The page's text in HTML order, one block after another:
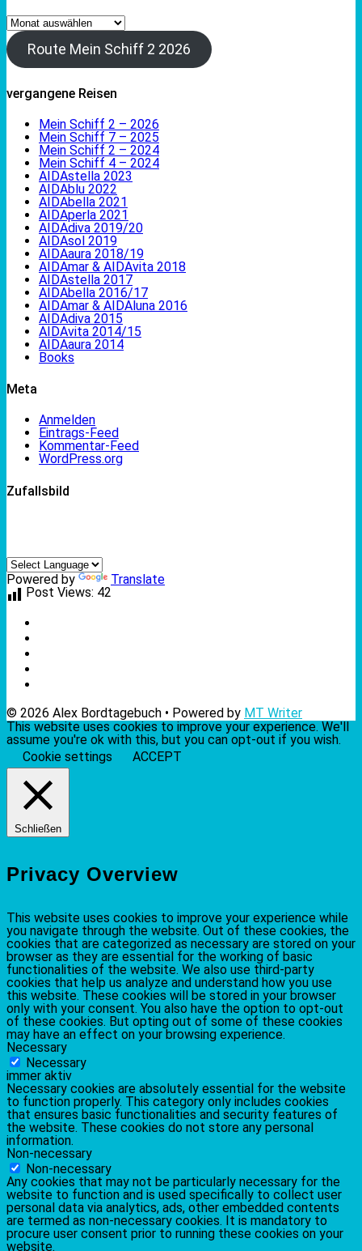
Archiv
Route Mein Schiff 2 2026
vergangene Reisen
Mein Schiff 2 – 2026
Mein Schiff 7 – 2025
Mein Schiff 2 – 2024
Mein Schiff 4 – 2024
AIDAstella 2023
AIDAblu 2022
AIDAbella 2021
AIDAperla 2021
AIDAdiva 2019/20
AIDAsol 2019
AIDAaura 2018/19
AIDAmar & AIDAvita 2018
AIDAstella 2017
AIDAbella 2016/17
AIDAmar & AIDAluna 2016
AIDAdiva 2015
AIDAvita 2014/15
AIDAaura 2014
Books
Meta
Anmelden
Eintrags-Feed
Kommentar-Feed
WordPress.org
Zufallsbild
Powered by
Translate
Post Views: 42
© 2026 Alex Bordtagebuch • Powered by MT Writer
This website uses cookies to improve your experience. We'll
assume you're ok with this, but you can opt-out if you wish.
Cookie settings
ACCEPT
Schließen
Privacy Overview
This website uses cookies to improve your experience while
you navigate through the website. Out of these cookies, the
cookies that are categorized as necessary are stored on your
browser as they are essential for the working of basic
functionalities of the website. We also use third-party
cookies that help us analyze and understand how you use
this website. These cookies will be stored in your browser
only with your consent. You also have the option to opt-out
of these cookies. But opting out of some of these cookies
may have an effect on your browsing experience.
Necessary
Necessary
immer aktiv
Necessary cookies are absolutely essential for the website
to function properly. This category only includes cookies
that ensures basic functionalities and security features of
the website. These cookies do not store any personal
information.
Non-necessary
Non-necessary
Any cookies that may not be particularly necessary for the
website to function and is used specifically to collect user
personal data via analytics, ads, other embedded contents
are termed as non-necessary cookies. It is mandatory to
procure user consent prior to running these cookies on your
website.